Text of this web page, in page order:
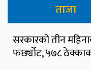
ताजा
सरकारको तीन
फर्छ्योट, ५७८